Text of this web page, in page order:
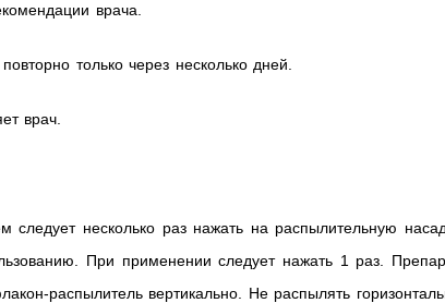
врача.
только через несколько дней.
врач.
несколько раз нажать на распылительную
При применении следует нажать 1 раз.
распылитель вертикально. Не распылять